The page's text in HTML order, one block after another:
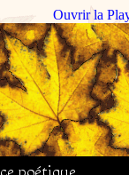
Ouvrir la